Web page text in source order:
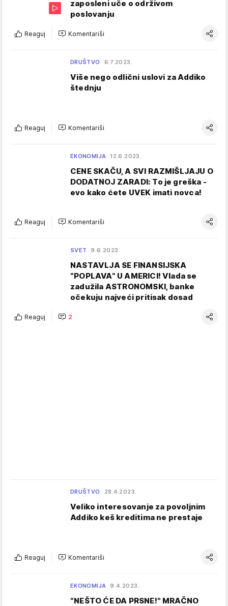
zaposleni uče o održivom
poslovanju
Reaguj Komentariši
DRUŠTVO 6.7.2023.
Više nego odlični uslovi za Addiko
štednju
Reaguj Komentariši
EKONOMIJA 12.6.2023.
CENE SKAČU, A SVI RAZMIŠLJAJU O
DODATNOJ ZARADI: To je greška -
evo kako ćete UVEK imati novca!
Reaguj Komentariši
SVET 9.6.2023.
NASTAVLJA SE FINANSIJSKA
"POPLAVA" U AMERICI! Vlada se
zadužila ASTRONOMSKI, banke
očekuju najveći pritisak dosad
Reaguj 2
DRUŠTVO 28.4.2023.
Veliko interesovanje za povoljnim
Addiko keš kreditima ne prestaje
Reaguj Komentariši
EKONOMIJA 9.4.2023.
"NEŠTO ĆE DA PRSNE!" MRAČNO